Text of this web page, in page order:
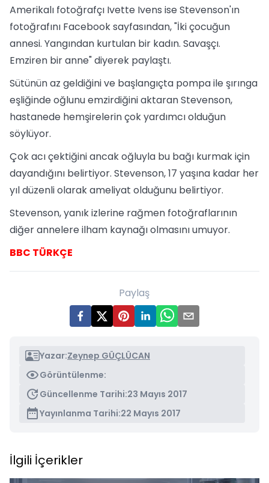
Amerikalı fotoğrafçı Ivette Ivens ise Stevenson'ın
fotoğrafını Facebook sayfasından, "İki çocuğun
annesi. Yangından kurtulan bir kadın. Savaşçı.
Emziren bir anne" diyerek paylaştı.
Sütünün az geldiğini ve başlangıçta pompa ile şırınga
eşliğinde oğlunu emzirdiğini aktaran Stevenson,
hastanede hemşirelerin çok yardımcı olduğun
söylüyor.
Çok acı çektiğini ancak oğluyla bu bağı kurmak için
dayandığını belirtiyor. Stevenson, 17 yaşına kadar her
yıl düzenli olarak ameliyat olduğunu belirtiyor.
Stevenson, yanık izlerine rağmen fotoğraflarının
diğer annelere ilham kaynağı olmasını umuyor.
BBC TÜRKÇE
Paylaş
Yazar:Zeynep GÜÇLÜCAN
Görüntülenme:
Güncellenme Tarihi:23 Mayıs 2017
Yayınlanma Tarihi:22 Mayıs 2017
İlgili İçerikler